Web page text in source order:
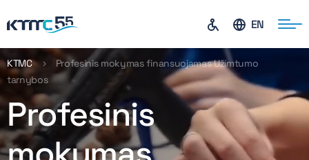
EN
KTMC
Profesinis mokymas finansuojamas Užimtumo
tarnybos
Profesinis